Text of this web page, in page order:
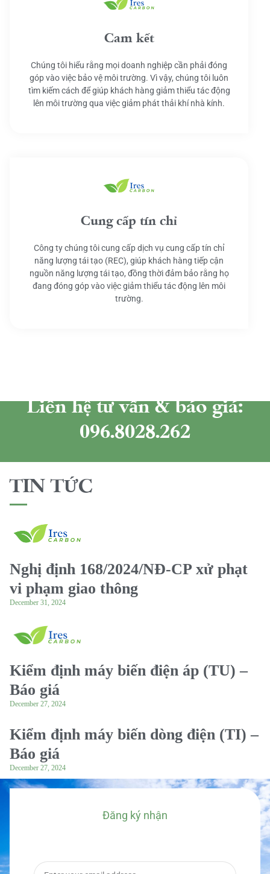
Cam kết
Chúng tôi hiểu rằng mọi doanh nghiệp cần phải đóng
góp vào việc bảo vệ môi trường. Vì vậy, chúng tôi luôn
tìm kiếm cách để giúp khách hàng giảm thiểu tác động
lên môi trường qua việc giảm phát thải khí nhà kính.
Cung cấp tín chỉ
Công ty chúng tôi cung cấp dịch vụ cung cấp tín chỉ
năng lượng tái tạo (REC), giúp khách hàng tiếp cận
nguồn năng lượng tái tạo, đồng thời đảm bảo rằng họ
đang đóng góp vào việc giảm thiểu tác động lên môi
trường.
Liên hệ tư vấn & báo giá:
096.8028.262
TIN TỨC
Nghị định 168/2024/NĐ-CP xử phạt
vi phạm giao thông
December 31, 2024
Kiểm định máy biến điện áp (TU) –
Báo giá
December 27, 2024
Kiểm định máy biến dòng điện (TI) –
Báo giá
December 27, 2024
Đăng ký nhận